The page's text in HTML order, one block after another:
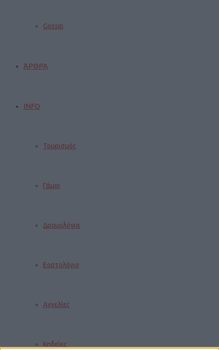
Gossip
ΆΡΘΡΑ
INFO
Τουρισμός
Γάμοι
Δρομολόγια
Εορτολόγιο
Αγγελίες
Κηδείες